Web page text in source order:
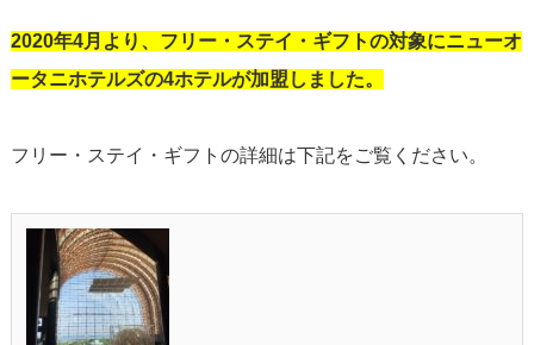
2020年4月より、フリー・ステイ・ギフトの対象にニューオ
ータニホテルズの4ホテルが加盟しました。
フリー・ステイ・ギフトの詳細は下記をご覧ください。